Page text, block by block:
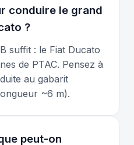
conduire le grand
?
suffit : le Fiat Ducato
de PTAC. Pensez à
au gabarit
~6 m).
peut-on